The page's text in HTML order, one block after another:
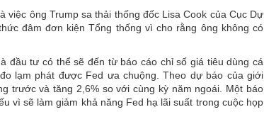
ông Trump sa thải thống đốc Lisa Cook của Cục Dự
đâm đơn kiện Tổng thống vì cho rằng ông không có
đầu tư có thể sẽ đến từ báo cáo chỉ số giá tiêu dùng cá
lạm phát được Fed ưa chuộng. Theo dự báo của giới
trước và tăng 2,6% so với cùng kỳ năm ngoái. Một báo
vì sẽ làm giảm khả năng Fed hạ lãi suất trong cuộc họp